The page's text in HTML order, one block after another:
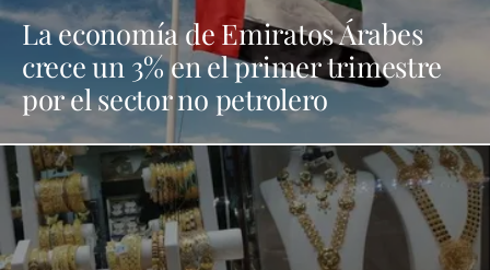
La economía de Emiratos Árabes
crece un 3% en el primer trimestre
por el sector no petrolero